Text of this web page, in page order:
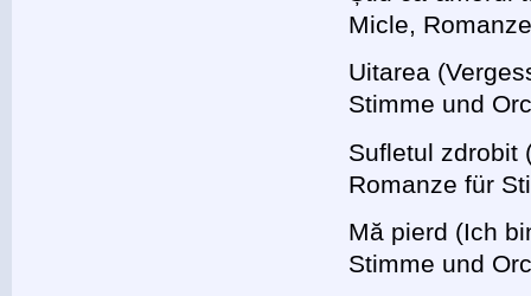
Micle,
Uitarea
Stimme und
Sufletul zdrobit
Romanze für
Mă pierd (Ich
Stimme und